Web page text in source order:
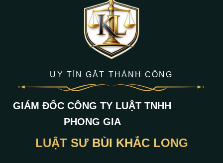
UY TÍN GẶT THÀNH CÔNG
GIÁM ĐỐC CÔNG TY LUẬT TNHH
PHONG GIA
LUẬT SƯ BÙI KHẮC LONG